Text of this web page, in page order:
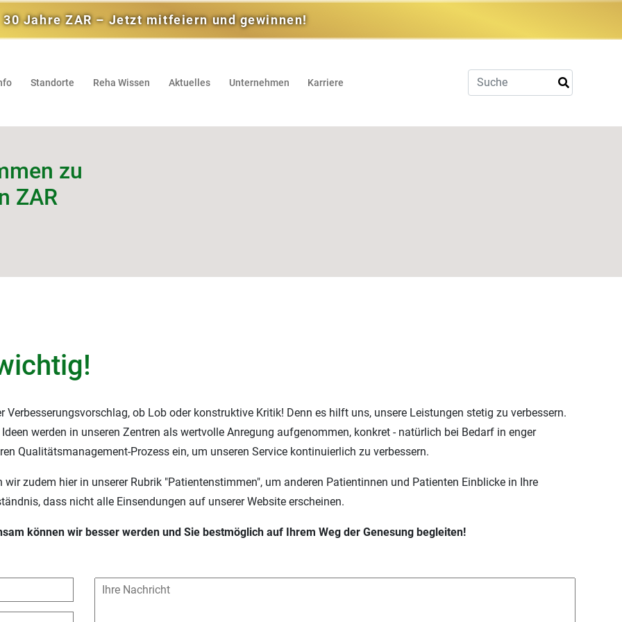
30 Jahre ZAR – Jetzt mitfeiern und gewinnen!
Standorte Reha Wissen Aktuelles Unternehmen Karriere
zu
ZAR
ob Lob oder konstruktive Kritik! Denn es hilft uns, unsere Leistungen stetig zu verbessern.
werden in unseren Zentren als wertvolle Anregung aufgenommen, konkret - natürlich bei Bedarf in enger
Qualitätsmanagement-Prozess ein, um unseren Service kontinuierlich zu verbessern.
zudem hier in unserer Rubrik "Patientenstimmen", um anderen Patientinnen und Patienten Einblicke in Ihre
dass nicht alle Einsendungen auf unserer Website erscheinen.
können wir besser werden und Sie bestmöglich auf Ihrem Weg der Genesung begleiten!